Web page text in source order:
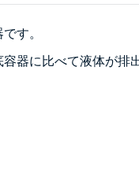
す。
器に比べて液体が排